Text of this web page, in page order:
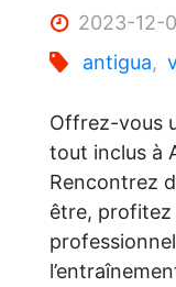
2023-12-
antigua,
Offrez-vous
tout inclus à
Rencontrez
être, profitez